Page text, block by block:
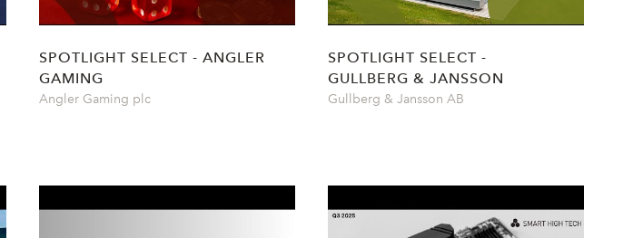
SPOTLIGHT SELECT - ANGLER
GAMING
Angler Gaming plc
SPOTLIGHT SELECT -
GULLBERG & JANSSON
Gullberg & Jansson AB